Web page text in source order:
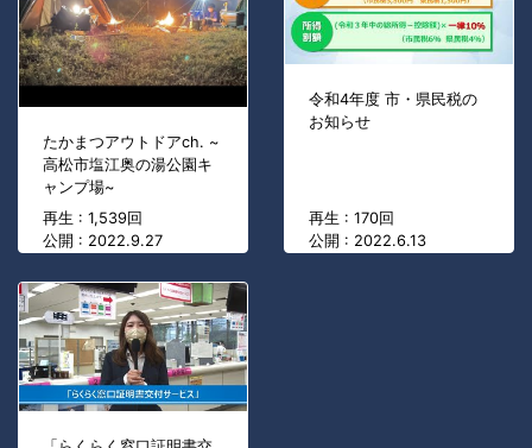
たかまつアウトドアch. ~
高松市塩江奥の湯公園キ
ャンプ場~
再生 : 1,539回
公開 : 2022.9.27
令和4年度 市・県民税の
お知らせ
再生 : 170回
公開 : 2022.6.13